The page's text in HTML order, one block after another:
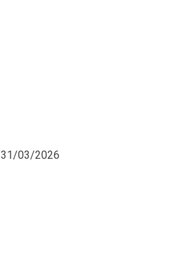
31/03/2026